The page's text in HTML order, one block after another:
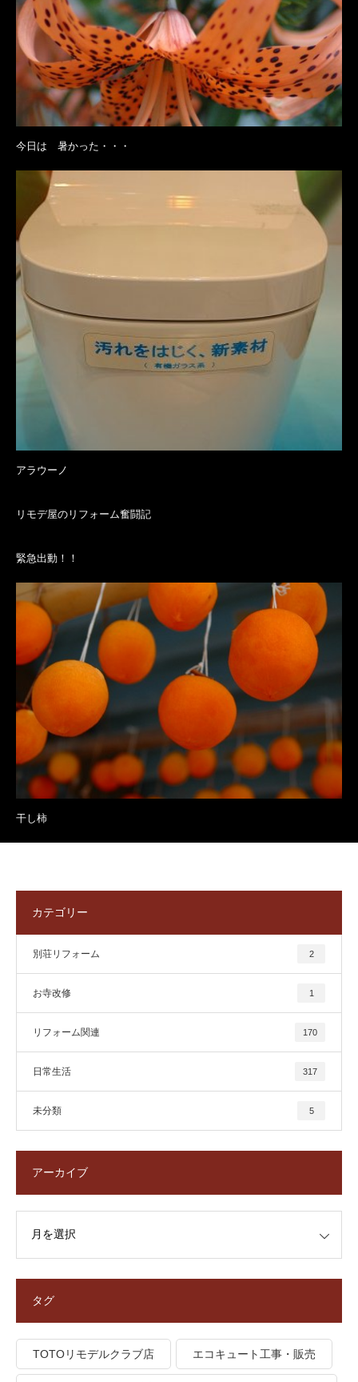
今日は 暑かった・・・
アラウーノ
リモデ屋のリフォーム奮闘記
緊急出動！！
干し柿
カテゴリー
別荘リフォーム 2
お寺改修 1
リフォーム関連 170
日常生活 317
未分類 5
アーカイブ
タグ
TOTOリモデルクラブ店 エコキュート工事・販売